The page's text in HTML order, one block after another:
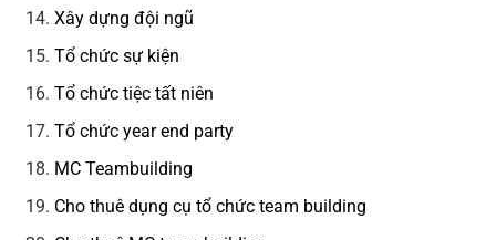
Xây dựng đội ngũ
Tổ chức sự kiện
Tổ chức tiệc tất niên
Tổ chức year end party
MC Teambuilding
Cho thuê dụng cụ tổ chức team building